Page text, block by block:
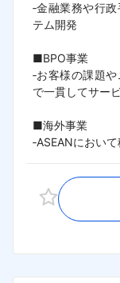
‐金融業務や行
テム開発
■BPO事業
‐お客様の課題
で一貫してサー
■海外事業
‐ASEANにおい